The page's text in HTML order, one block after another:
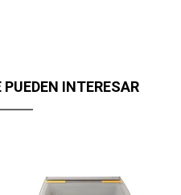
INTERESAR